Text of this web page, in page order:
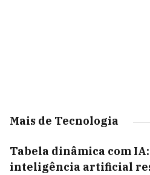
Mais de Tecnologia
Tabela dinâmica com
inteligência artificial